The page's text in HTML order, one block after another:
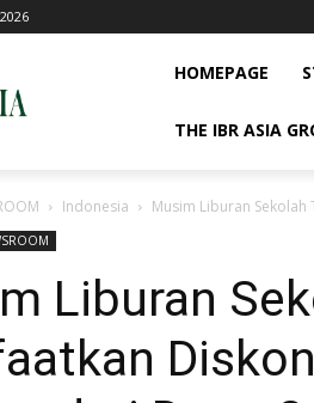
HOMEPAGE
THE IBR ASIA
Indonesia Musim Liburan Sekolah
Liburan